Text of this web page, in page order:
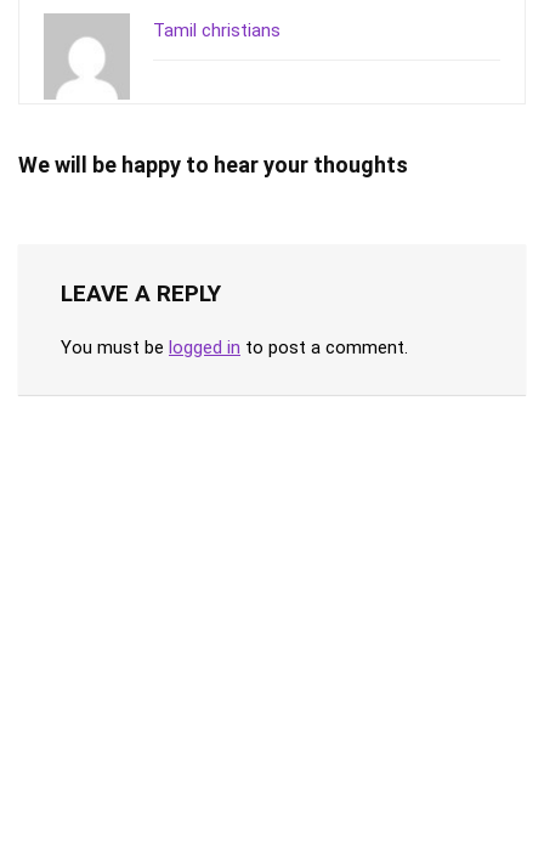
Tamil christians
We will be happy to hear your thoughts
LEAVE A REPLY
You must be logged in to post a comment.